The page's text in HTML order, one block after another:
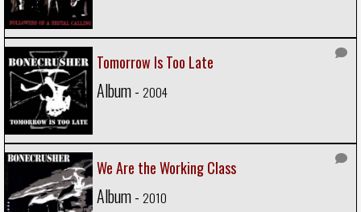
Tomorrow Is Too Late
Album - 2004
We Are the Working Class
Album - 2010